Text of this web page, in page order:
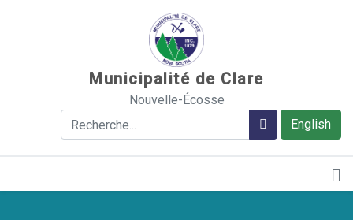
Municipalité de Clare
Nouvelle-Écosse
English
Rechercher Rechercher